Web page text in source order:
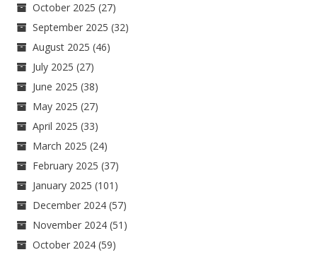
October 2025 (27)
September 2025 (32)
August 2025 (46)
July 2025 (27)
June 2025 (38)
May 2025 (27)
April 2025 (33)
March 2025 (24)
February 2025 (37)
January 2025 (101)
December 2024 (57)
November 2024 (51)
October 2024 (59)